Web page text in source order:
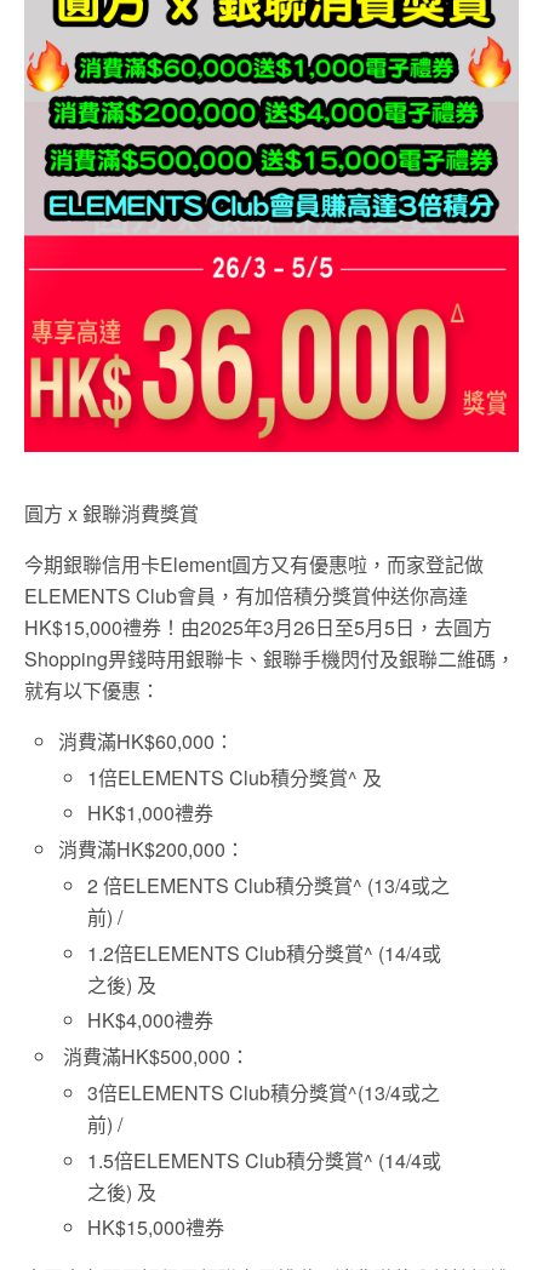
圓方 x 銀聯消費獎賞
今期銀聯信用卡Element圓方又有優惠啦，而家登記做
ELEMENTS Club會員，有加倍積分獎賞仲送你高達
HK$15,000禮券！由2025年3月26日至5月5日，去圓方
Shopping畀錢時用銀聯卡、銀聯手機閃付及銀聯二維碼，
就有以下優惠：
消費滿HK$60,000：
1倍ELEMENTS Club積分獎賞^ 及
HK$1,000禮券
消費滿HK$200,000：
2 倍ELEMENTS Club積分獎賞^ (13/4或之
前) /
1.2倍ELEMENTS Club積分獎賞^ (14/4或
之後) 及
HK$4,000禮券
消費滿HK$500,000：
3倍ELEMENTS Club積分獎賞^(13/4或之
前) /
1.5倍ELEMENTS Club積分獎賞^ (14/4或
之後) 及
HK$15,000禮券